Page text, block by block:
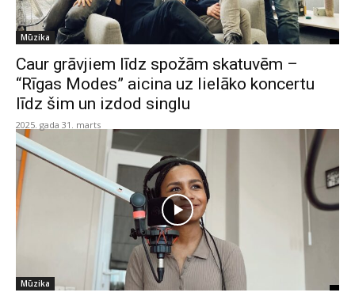
Mūzika
Caur grāvjiem līdz spožām skatuvēm –
“Rīgas Modes” aicina uz lielāko koncertu
līdz šim un izdod singlu
2025. gada 31. marts
Mūzika